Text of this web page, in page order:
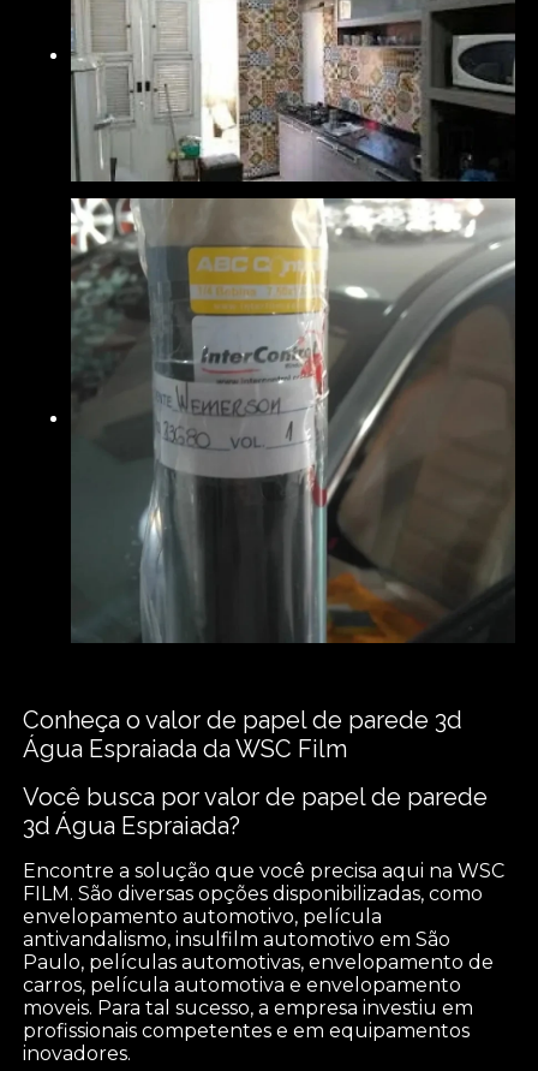
Conheça o valor de papel de parede 3d
Água Espraiada da WSC Film
Você busca por valor de papel de parede
3d Água Espraiada?
Encontre a solução que você precisa aqui na WSC
FILM. São diversas opções disponibilizadas, como
envelopamento automotivo, película
antivandalismo, insulfilm automotivo em São
Paulo, películas automotivas, envelopamento de
carros, película automotiva e envelopamento
moveis. Para tal sucesso, a empresa investiu em
profissionais competentes e em equipamentos
inovadores.